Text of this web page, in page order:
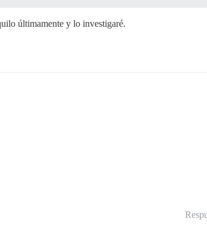
últimamente y lo investigaré.